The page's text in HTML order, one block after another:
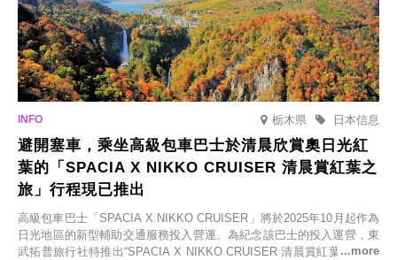
栃木県 日本信息
避開塞車，乘坐高級包車巴士於清晨欣賞奧日光紅
葉的「SPACIA X NIKKO CRUISER 清晨賞紅葉之
旅」行程現已推出
高級包車巴士「SPACIA X NIKKO CRUISER」將於2025年10月起作為
日光地區的新型輔助交通服務投入營運。為紀念該巴士的投入運營，東
武拓普旅行社特推出“SPACIA X NIKKO CRUISER 清晨賞紅葉之旅”，